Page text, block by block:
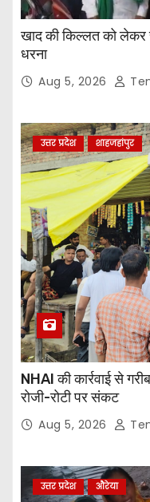
खाद की किल्लत को लेकर
धरना
Aug 5, 2026
उत्तर प्रदेश शाहजहांपुर
NHAI की कार्रवाई से
रोजी-रोटी पर संकट
Aug 5, 2026
उत्तर प्रदेश औरेया